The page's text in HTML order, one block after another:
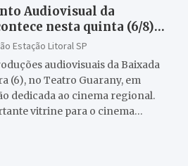
Audiovisual da
nesta quinta (6/8)
Estação Litoral SP
audiovisuais da Baixada
(6), no Teatro Guarany, em
dedicada ao cinema regional.
vitrine para o cinema…